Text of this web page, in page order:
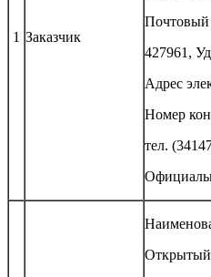
1 Заказчик
Почтовый
427961,
Адрес
Номер
тел.
Открытый